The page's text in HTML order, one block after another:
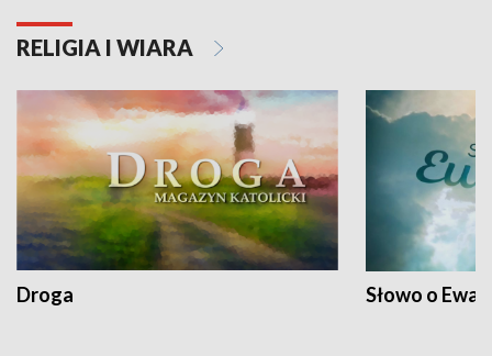
RELIGIA I WIARA
Droga Słowo o